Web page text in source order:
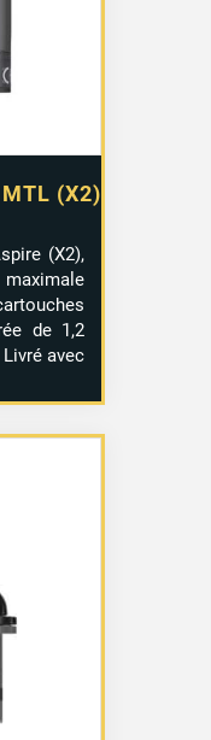
MTL (X2)
(X2),
de 1,2
avec